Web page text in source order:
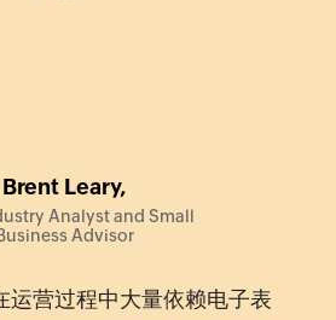
Brent Leary,
Analyst and Small
Advisor
运营过程中大量依赖电子表